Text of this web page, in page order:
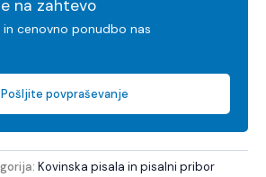
na zahtevo
cenovno ponudbo nas
Pošljite povpraševanje
Kovinska pisala in pisalni pribor